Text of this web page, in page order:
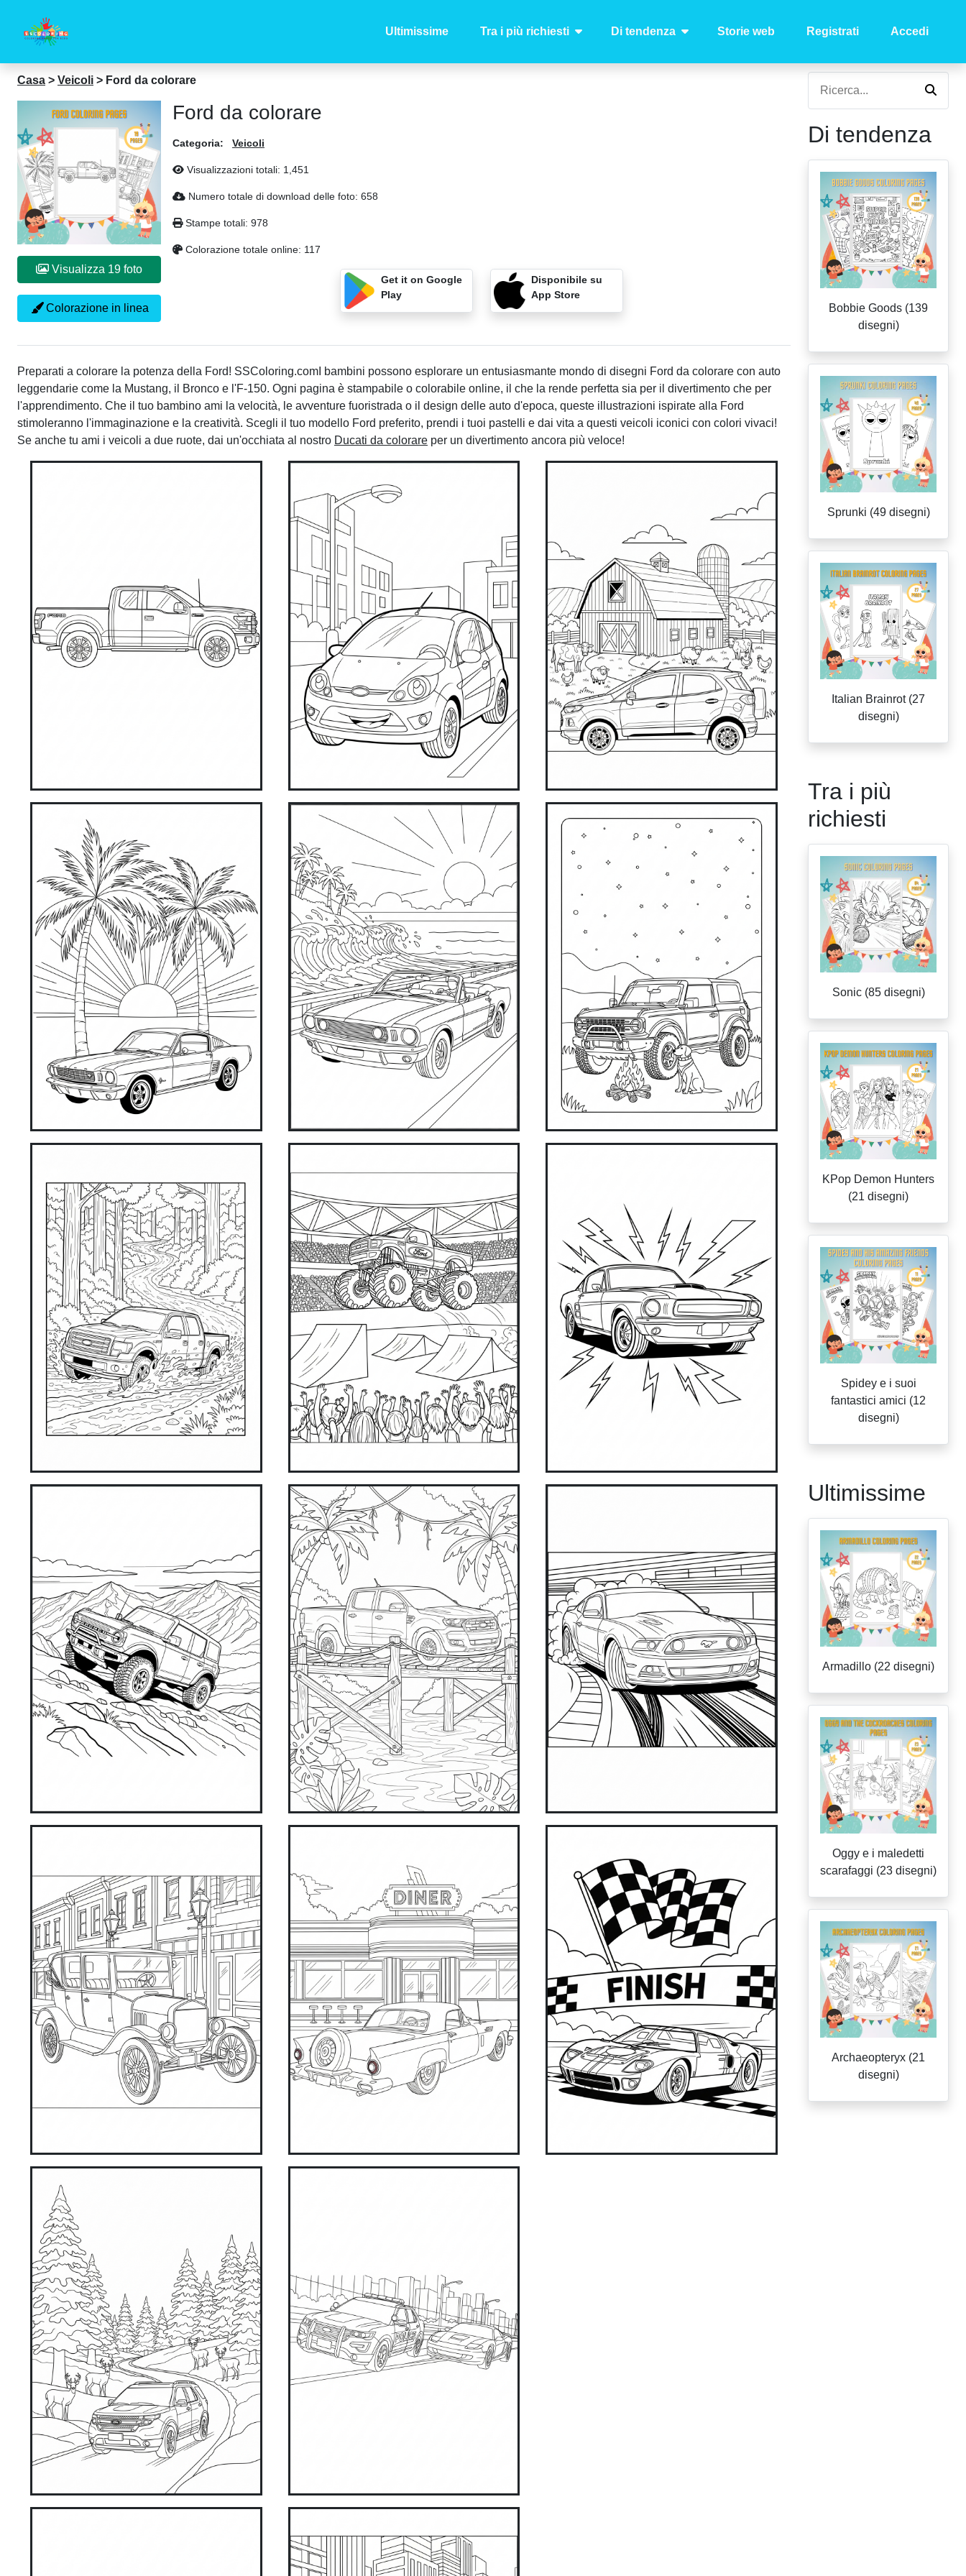
Ultimissime Tra i più richiesti Di tendenza Storie web Registrati Accedi
Casa > Veicoli > Ford da colorare
Visualizza 19 foto
Colorazione in linea
Ford da colorare
Categoria: Veicoli
Visualizzazioni totali: 1,451
Numero totale di download delle foto: 658
Stampe totali: 978
Colorazione totale online: 117
Get it on Google
Play
Disponibile su
App Store
Preparati a colorare la potenza della Ford! SSColoring.comI bambini possono esplorare un entusiasmante mondo di disegni Ford da colorare con auto
leggendarie come la Mustang, il Bronco e l'F-150. Ogni pagina è stampabile o colorabile online, il che la rende perfetta sia per il divertimento che per
l'apprendimento. Che il tuo bambino ami la velocità, le avventure fuoristrada o il design delle auto d'epoca, queste illustrazioni ispirate alla Ford
stimoleranno l'immaginazione e la creatività. Scegli il tuo modello Ford preferito, prendi i tuoi pastelli e dai vita a questi veicoli iconici con colori vivaci!
Se anche tu ami i veicoli a due ruote, dai un'occhiata al nostro Ducati da colorare per un divertimento ancora più veloce!
Di tendenza
Bobbie Goods (139
disegni)
Sprunki (49 disegni)
Italian Brainrot (27
disegni)
Tra i più
richiesti
Sonic (85 disegni)
KPop Demon Hunters
(21 disegni)
Spidey e i suoi
fantastici amici (12
disegni)
Ultimissime
Armadillo (22 disegni)
Oggy e i maledetti
scarafaggi (23 disegni)
Archaeopteryx (21
disegni)